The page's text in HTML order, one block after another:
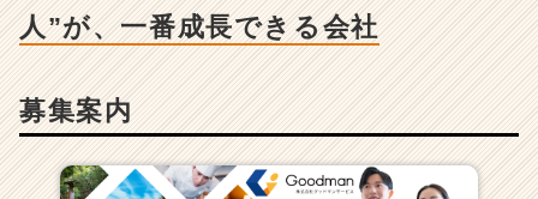
挑
け
る
人”が、
人”が、一番成長できる会社
募集案内